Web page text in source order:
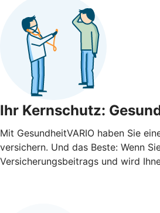
Ihr Kernschutz:
Mit GesundheitVARIO haben Sie
versichern. Und das Beste: Wenn
Versicherungsbeitrags und wird